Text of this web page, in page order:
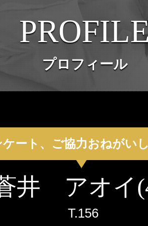
テ店
お店検索ページへ
島根 岡山
を探す
セラピスト検索ページ
本日出勤のセラピスト
即セラ
プロフィール
ケート、ご協力おねがい
井 アオイ
T.156